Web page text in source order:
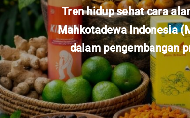
Tren hidup sehat cara
Mahkotadewa Indonesia
dalam pengembangan